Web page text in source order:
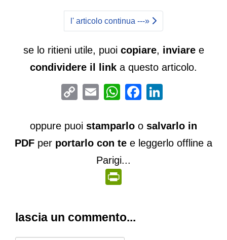
l' articolo continua ---»
se lo ritieni utile, puoi copiare, inviaree
condividere il link a questo articolo.
Copy
Link
Email WhatsAppFacebook
oppure puoi stamparlo o salvarlo in
PDF per portarlo con te e leggerlo offline a
Parigi...
lascia un commento...